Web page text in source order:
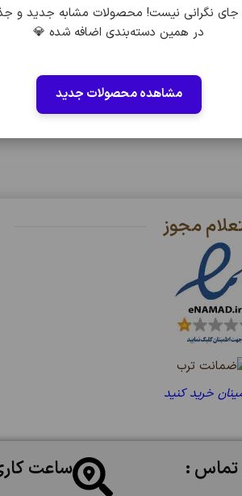
مجوز
خرید کنید
تماس : ساعت
جای نگرانی نیست! محصولات مشابه جدید و
در همین دسته‌بندی اضافه شده 💎
مشاهده محصولات جدید